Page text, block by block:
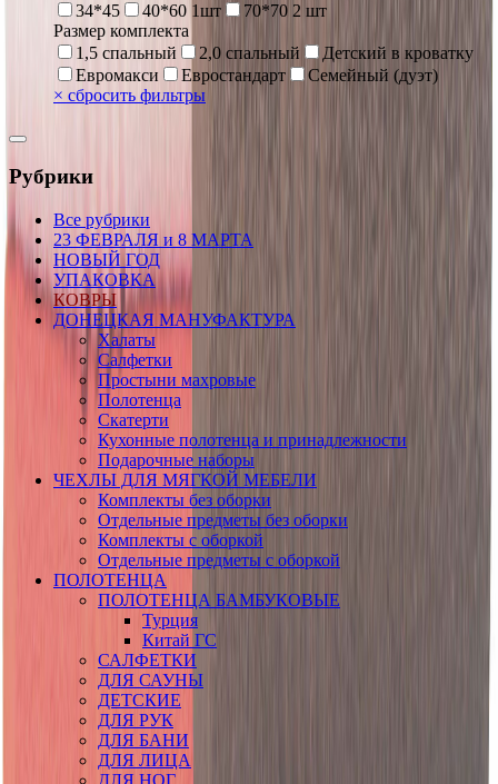
34*45
40*60 1шт
70*70 2 шт
Размер комплекта
1,5 спальный
2,0 спальный
Детский в кроватку
Евромакси
Евростандарт
Семейный (дуэт)
× сбросить фильтры
Рубрики
Все рубрики
23 ФЕВРАЛЯ и 8 МАРТА
НОВЫЙ ГОД
УПАКОВКА
КОВРЫ
ДОНЕЦКАЯ МАНУФАКТУРА
Халаты
Салфетки
Простыни махровые
Полотенца
Скатерти
Кухонные полотенца и принадлежности
Подарочные наборы
ЧЕХЛЫ ДЛЯ МЯГКОЙ МЕБЕЛИ
Комплекты без оборки
Отдельные предметы без оборки
Комплекты с оборкой
Отдельные предметы с оборкой
ПОЛОТЕНЦА
ПОЛОТЕНЦА БАМБУКОВЫЕ
Турция
Китай ГС
САЛФЕТКИ
ДЛЯ САУНЫ
ДЕТСКИЕ
ДЛЯ РУК
ДЛЯ БАНИ
ДЛЯ ЛИЦА
ДЛЯ НОГ